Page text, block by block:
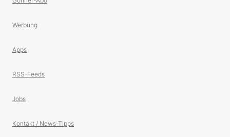
Werbung
Apps
RSS-Feeds
Jobs
Kontakt / News-Tipps